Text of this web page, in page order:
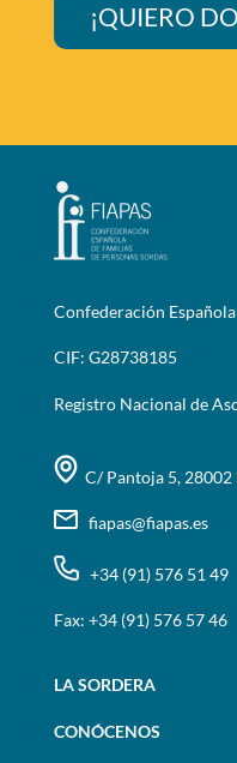
¡QUIERO
Confederación
CIF: G28738185
Registro Nacional de
C/ Pantoja 5,
fiapas@fiapas.es
+34 (91) 576 51 49
Fax: +34 (91) 576 57 46
LA SORDERA
CONÓCENOS